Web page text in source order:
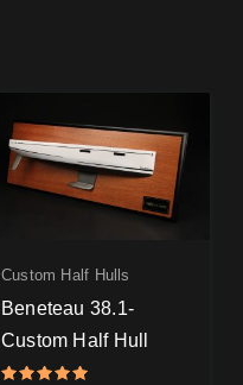
Custom Half Hulls
Beneteau 38.1-
Custom Half Hull